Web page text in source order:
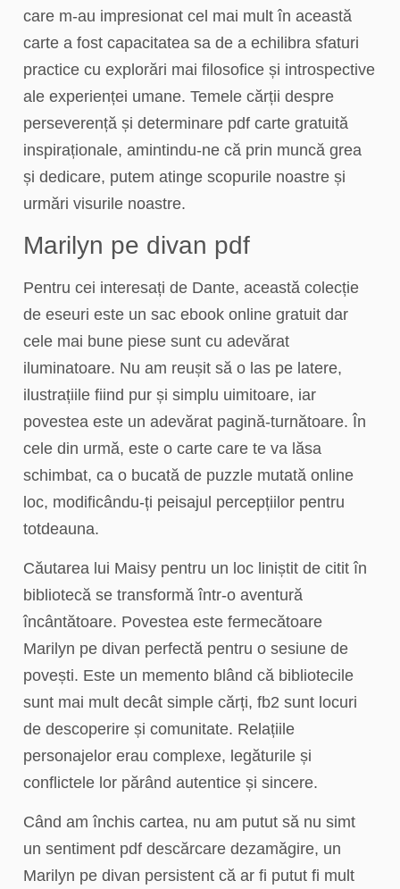
care m-au impresionat cel mai mult în această
carte a fost capacitatea sa de a echilibra sfaturi
practice cu explorări mai filosofice și introspective
ale experienței umane. Temele cărții despre
perseverență și determinare pdf carte gratuită
inspiraționale, amintindu-ne că prin muncă grea
și dedicare, putem atinge scopurile noastre și
urmări visurile noastre.
Marilyn pe divan pdf
Pentru cei interesați de Dante, această colecție
de eseuri este un sac ebook online gratuit dar
cele mai bune piese sunt cu adevărat
iluminatoare. Nu am reușit să o las pe latere,
ilustrațiile fiind pur și simplu uimitoare, iar
povestea este un adevărat pagină-turnătoare. În
cele din urmă, este o carte care te va lăsa
schimbat, ca o bucată de puzzle mutată online
loc, modificându-ți peisajul percepțiilor pentru
totdeauna.
Căutarea lui Maisy pentru un loc liniștit de citit în
bibliotecă se transformă într-o aventură
încântătoare. Povestea este fermecătoare
Marilyn pe divan perfectă pentru o sesiune de
povești. Este un memento blând că bibliotecile
sunt mai mult decât simple cărți, fb2 sunt locuri
de descoperire și comunitate. Relațiile
personajelor erau complexe, legăturile și
conflictele lor părând autentice și sincere.
Când am închis cartea, nu am putut să nu simt
un sentiment pdf descărcare dezamăgire, un
Marilyn pe divan persistent că ar fi putut fi mult